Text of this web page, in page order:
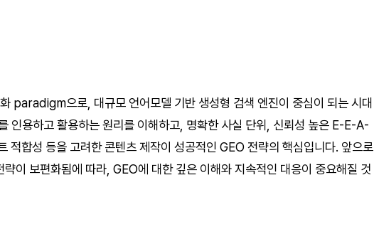
paradigm으로, 대규모 언어모델 기반 생성형 검색 엔진이 중심이 되는 시대
인용하고 활용하는 원리를 이해하고, 명확한 사실 단위, 신뢰성 높은 E-E-A-
적합성 등을 고려한 콘텐츠 제작이 성공적인 GEO 전략의 핵심입니다. 앞으로
이 보편화됨에 따라, GEO에 대한 깊은 이해와 지속적인 대응이 중요해질 것